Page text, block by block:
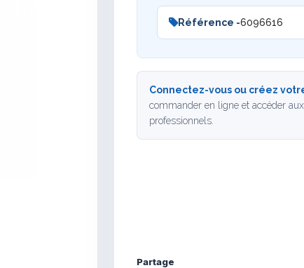
Référence -6096616
Connectez-vous ou créez
commander en ligne et accéder
professionnels.
Partage